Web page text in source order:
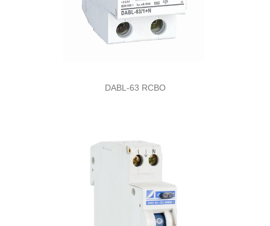
DABL-63 RCBO